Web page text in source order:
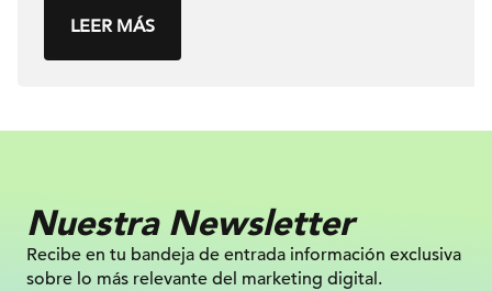
LEER MÁS
Nuestra Newsletter
Recibe en tu bandeja de entrada información exclusiva
sobre lo más relevante del marketing digital.